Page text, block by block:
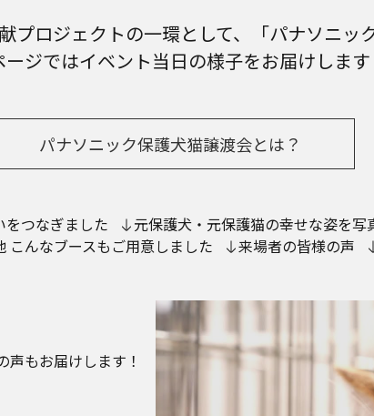
プロジェクトの一環として、「パナソニッ
ージではイベント当日の様子をお届けしま
パナソニック保護犬猫譲渡会とは？
をつなぎました
元保護犬・元保護猫の幸せな姿を写
こんなブースもご用意しました 来場者の皆様の声
もお届けします！